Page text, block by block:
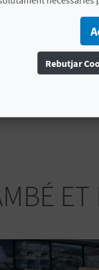
Font de la Forçai,
A partir de l'any
noves peces. Hui
segles amb tot
sempre és un
ET
Rebutjar